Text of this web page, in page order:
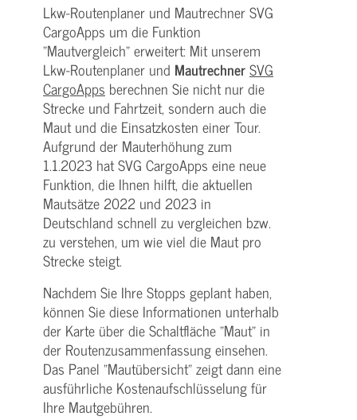
Lkw-Routenplaner und Mautrechner SVG
CargoApps um die Funktion
"Mautvergleich" erweitert: Mit unserem
Lkw-Routenplaner und MautrechnerSVG
CargoApps berechnen Sie nicht nur die
Strecke und Fahrtzeit, sondern auch die
Maut und die Einsatzkosten einer Tour.
Aufgrund der Mauterhöhung zum
1.1.2023 hat SVG CargoApps eine neue
Funktion, die Ihnen hilft, die aktuellen
Mautsätze 2022 und 2023 in
Deutschland schnell zu vergleichen bzw.
zu verstehen, um wie viel die Maut pro
Strecke steigt.
Nachdem Sie Ihre Stopps geplant haben,
können Sie diese Informationen unterhalb
der Karte über die Schaltfläche "Maut" in
der Routenzusammenfassung einsehen.
Das Panel "Mautübersicht" zeigt dann eine
ausführliche Kostenaufschlüsselung für
Ihre Mautgebühren.